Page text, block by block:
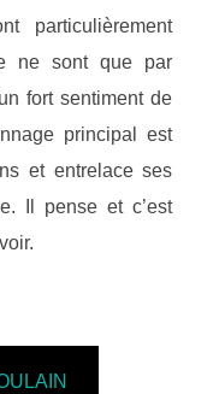
particulièrement
ne sont que par
fort sentiment de
principal est
et entrelace ses
Il pense et c’est